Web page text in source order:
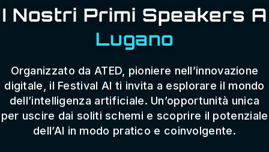
I Nostri Primi Speakers A
Lugano
Organizzato da ATED, pioniere nell’innovazione
digitale, il Festival AI ti invita a esplorare il mondo
dell’intelligenza artificiale. Un’opportunità unica
per uscire dai soliti schemi e scoprire il potenziale
dell’AI in modo pratico e coinvolgente.